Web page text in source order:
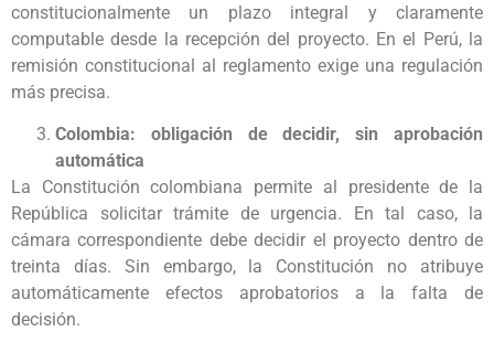
constitucionalmente un plazo integral y claramente
computable desde la recepción del proyecto. En el Perú, la
remisión constitucional al reglamento exige una regulación
más precisa.
Colombia: obligación de decidir, sin aprobación
automática
La Constitución colombiana permite al presidente de la
República solicitar trámite de urgencia. En tal caso, la
cámara correspondiente debe decidir el proyecto dentro de
treinta días. Sin embargo, la Constitución no atribuye
automáticamente efectos aprobatorios a la falta de
decisión.